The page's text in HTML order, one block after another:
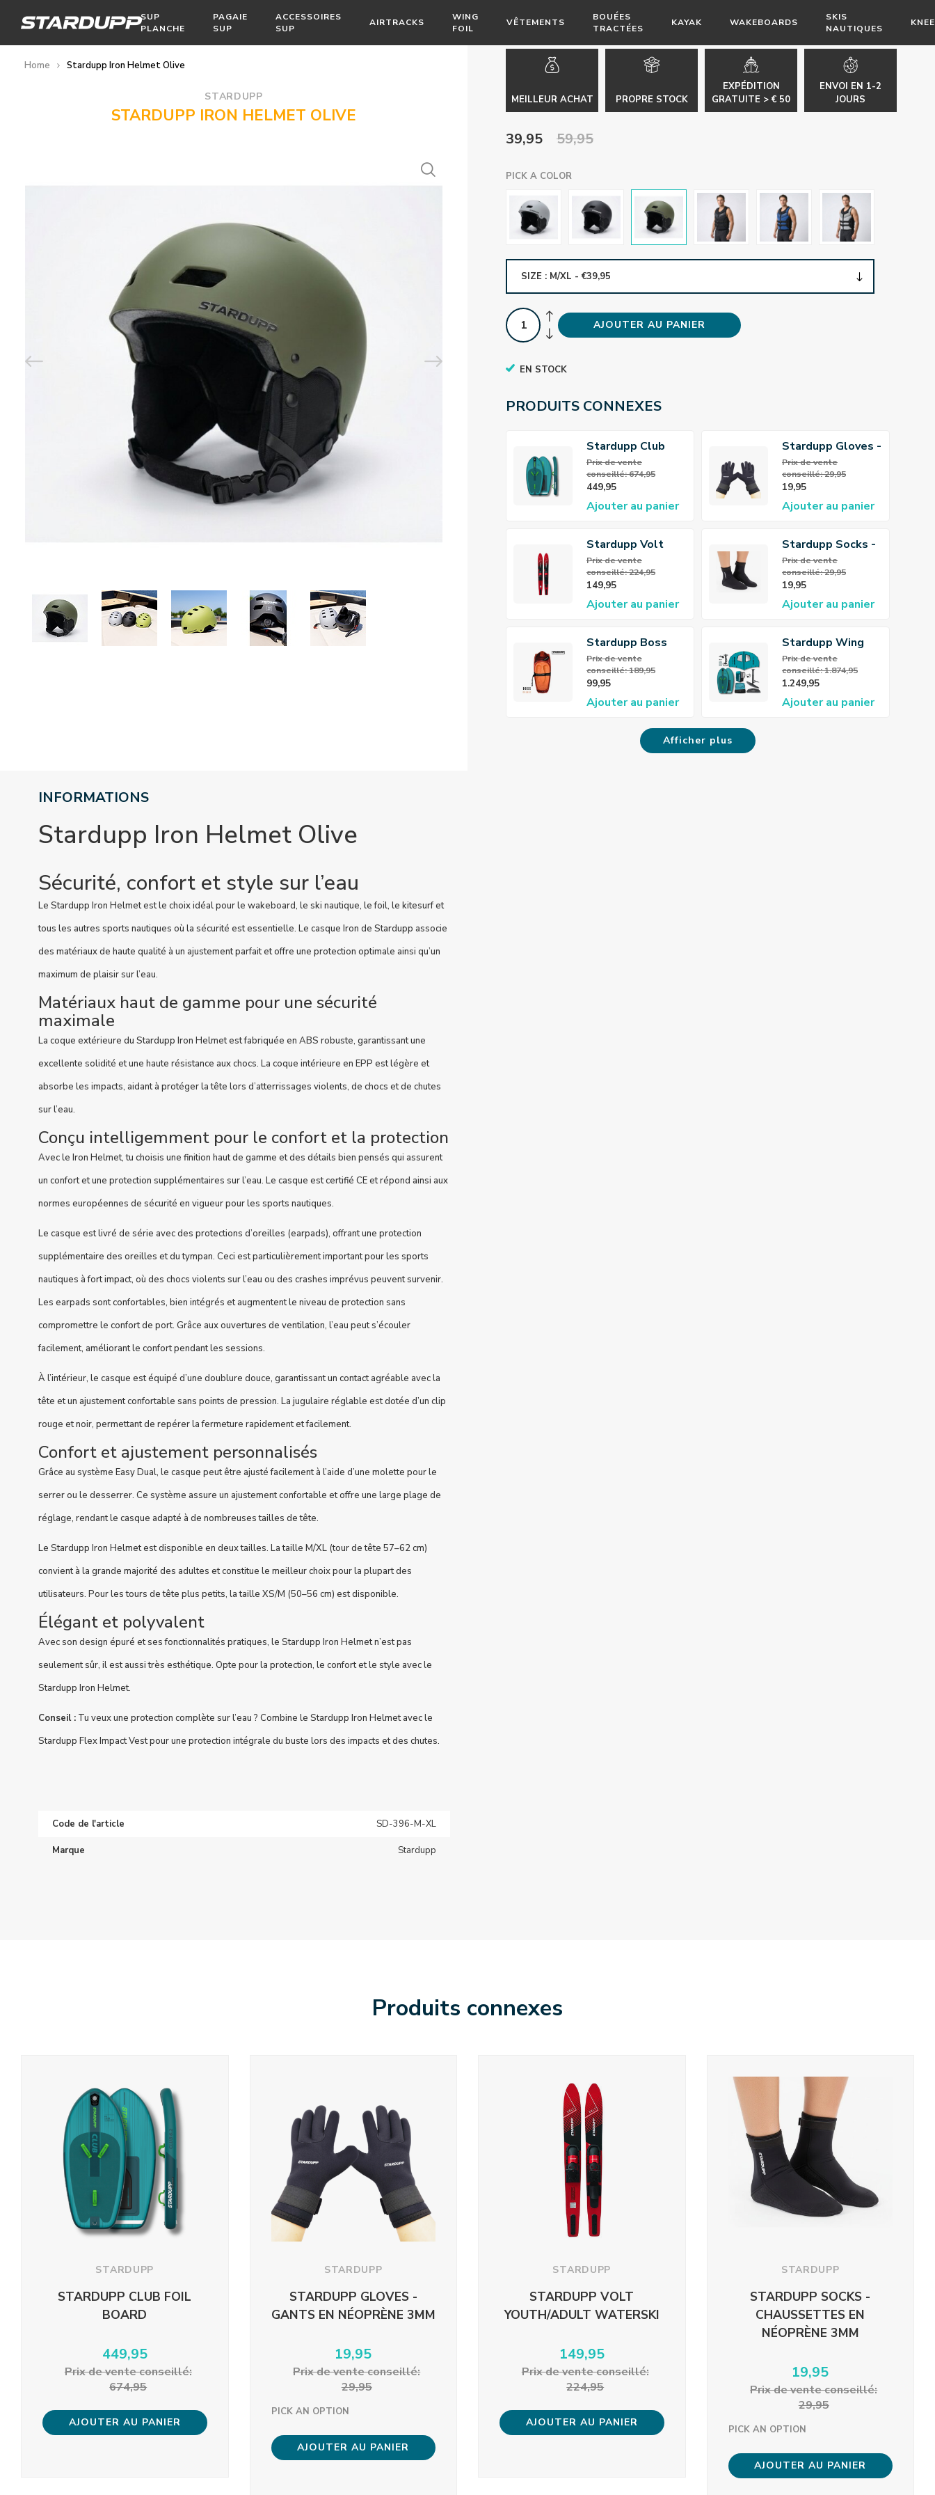
SUP
PLANCHE
PAGAIE
SUP
ACCESSOIRES
SUP
AIRTRACKS
WING
FOIL
VÊTEMENTS
BOUÉES
TRACTÉES
KAYAK WAKEBOARDS
SKIS
NAUTIQUES
Home Stardupp Iron Helmet Olive
STARDUPP
STARDUPP IRON HELMET OLIVE
MEILLEUR ACHAT PROPRE STOCK
EXPÉDITION
GRATUITE > € 50
ENVOI EN 1-2
JOURS
39,95 59,95
PICK A COLOR
SIZE : M/XL - €39,95
AJOUTER AU PANIER
EN STOCK
PRODUITS CONNEXES
Stardupp Club
Foil Board
Prix ​​de vente
conseillé: 674,95
449,95
Ajouter au panier
Stardupp Gloves -
Gants en
néoprène 3mm
Prix ​​de vente
conseillé: 29,95
19,95
Ajouter au panier
Stardupp Volt
youth/adult
waterski
Prix ​​de vente
conseillé: 224,95
149,95
Ajouter au panier
Stardupp Socks -
Chaussettes en
néoprène 3mm
Prix ​​de vente
conseillé: 29,95
19,95
Ajouter au panier
Stardupp Boss
kneeboard Oranje
Prix ​​de vente
conseillé: 189,95
99,95
Ajouter au panier
Stardupp Wing
Foil Set 5.0
Prix ​​de vente
conseillé: 1.874,95
1.249,95
Ajouter au panier
Afficher plus
INFORMATIONS
Stardupp Iron Helmet Olive
Sécurité, confort et style sur l’eau
Le Stardupp Iron Helmet est le choix idéal pour le wakeboard, le ski nautique, le foil, le kitesurf et
tous les autres sports nautiques où la sécurité est essentielle. Le casque Iron de Stardupp associe
des matériaux de haute qualité à un ajustement parfait et offre une protection optimale ainsi qu’un
maximum de plaisir sur l’eau.
Matériaux haut de gamme pour une sécurité
maximale
La coque extérieure du Stardupp Iron Helmet est fabriquée en ABS robuste, garantissant une
excellente solidité et une haute résistance aux chocs. La coque intérieure en EPP est légère et
absorbe les impacts, aidant à protéger la tête lors d’atterrissages violents, de chocs et de chutes
sur l’eau.
Conçu intelligemment pour le confort et la protection
Avec le Iron Helmet, tu choisis une finition haut de gamme et des détails bien pensés qui assurent
un confort et une protection supplémentaires sur l’eau. Le casque est certifié CE et répond ainsi aux
normes européennes de sécurité en vigueur pour les sports nautiques.
Le casque est livré de série avec des protections d’oreilles (earpads), offrant une protection
supplémentaire des oreilles et du tympan. Ceci est particulièrement important pour les sports
nautiques à fort impact, où des chocs violents sur l’eau ou des crashes imprévus peuvent survenir.
Les earpads sont confortables, bien intégrés et augmentent le niveau de protection sans
compromettre le confort de port. Grâce aux ouvertures de ventilation, l’eau peut s’écouler
facilement, améliorant le confort pendant les sessions.
À l’intérieur, le casque est équipé d’une doublure douce, garantissant un contact agréable avec la
tête et un ajustement confortable sans points de pression. La jugulaire réglable est dotée d’un clip
rouge et noir, permettant de repérer la fermeture rapidement et facilement.
Confort et ajustement personnalisés
Grâce au système Easy Dual, le casque peut être ajusté facilement à l’aide d’une molette pour le
serrer ou le desserrer. Ce système assure un ajustement confortable et offre une large plage de
réglage, rendant le casque adapté à de nombreuses tailles de tête.
Le Stardupp Iron Helmet est disponible en deux tailles. La taille M/XL (tour de tête 57–62 cm)
convient à la grande majorité des adultes et constitue le meilleur choix pour la plupart des
utilisateurs. Pour les tours de tête plus petits, la taille XS/M (50–56 cm) est disponible.
Élégant et polyvalent
Avec son design épuré et ses fonctionnalités pratiques, le Stardupp Iron Helmet n’est pas
seulement sûr, il est aussi très esthétique. Opte pour la protection, le confort et le style avec le
Stardupp Iron Helmet.
Conseil : Tu veux une protection complète sur l’eau ? Combine le Stardupp Iron Helmet avec le
Stardupp Flex Impact Vest pour une protection intégrale du buste lors des impacts et des chutes.
Code de l'article SD-396-M-XL
Marque Stardupp
Produits connexes
STARDUPP
STARDUPP CLUB FOIL
BOARD
449,95
Prix ​​de vente conseillé:
674,95
AJOUTER AU PANIER
STARDUPP
STARDUPP GLOVES -
GANTS EN NÉOPRÈNE 3MM
19,95
Prix ​​de vente conseillé:
29,95
PICK AN OPTION
AJOUTER AU PANIER
STARDUPP
STARDUPP VOLT
YOUTH/ADULT WATERSKI
149,95
Prix ​​de vente conseillé:
224,95
AJOUTER AU PANIER
STARDUPP
STARDUPP SOCKS -
CHAUSSETTES EN
NÉOPRÈNE 3MM
19,95
Prix ​​de vente conseillé:
29,95
PICK AN OPTION
AJOUTER AU PANIER